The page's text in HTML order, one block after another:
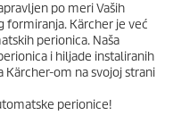
po meri Vaših
formiranja. Kärcher je već
perionica. Naša
i hiljade instaliranih
Kärcher-om na svojoj strani
perionice!